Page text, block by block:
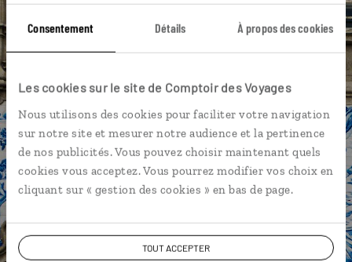
Consentement Détails À propos des cookies
Les cookies sur le site de Comptoir des Voyages
Nous utilisons des cookies pour faciliter votre navigation
sur notre site et mesurer notre audience et la pertinence
de nos publicités. Vous pouvez choisir maintenant quels
cookies vous acceptez. Vous pourrez modifier vos choix en
cliquant sur « gestion des cookies » en bas de page.
TOUT ACCEPTER
Furnas do Enxofre - Terceira
Lac de Fogo - Sao Miguel Nordeste - Sao Miguel
spécialiste Portugal
Lire son interview